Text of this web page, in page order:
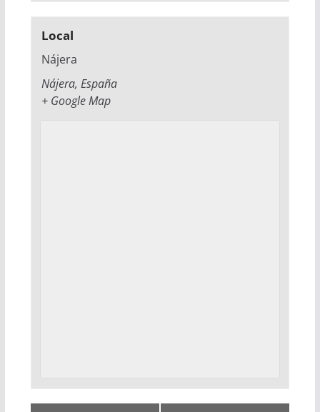
Local
Nájera
Nájera, España
+ Google Map